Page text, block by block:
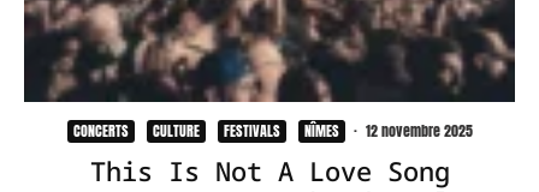
CONCERTS CULTURE FESTIVALS NÎMES · 12 novembre 2025
This Is Not A Love Song